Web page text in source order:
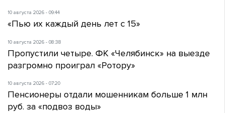
10 августа 2026 - 09:44
«Пью их каждый день лет с 15»
10 августа 2026 - 08:38
Пропустили четыре. ФК «Челябинск» на выезде
разгромно проиграл «Ротору»
10 августа 2026 - 07:20
Пенсионеры отдали мошенникам больше 1 млн
руб. за «подвоз воды»